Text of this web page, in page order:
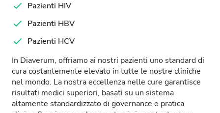
Pazienti HIV
Pazienti HBV
Pazienti HCV
In Diaverum, offriamo ai nostri pazienti uno standard di
cura costantemente elevato in tutte le nostre cliniche
nel mondo. La nostra eccellenza nelle cure garantisce
risultati medici superiori, basati su un sistema
altamente standardizzato di governance e pratica